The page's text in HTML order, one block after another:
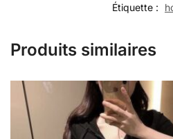
Étiquette :
Produits similaires